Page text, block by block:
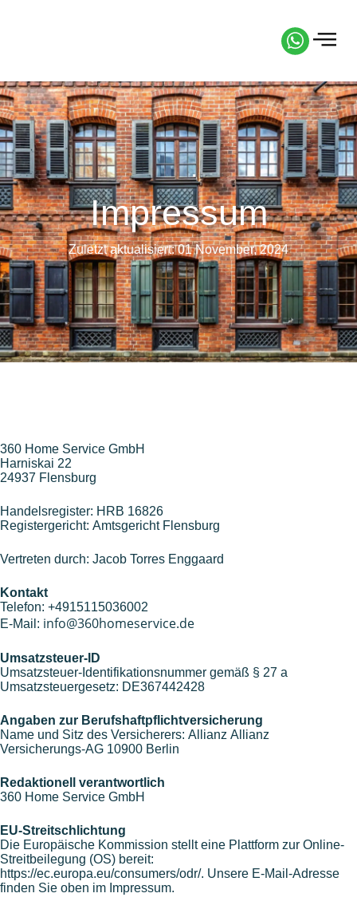
Impressum
Zuletzt aktualisiert: 01 November, 2024
360 Home Service GmbH
Harniskai 22
24937 Flensburg
Handelsregister: HRB 16826
Registergericht: Amtsgericht Flensburg
Vertreten durch: Jacob Torres Enggaard
Kontakt
Telefon: +4915115036002
E-Mail: info@360homeservice.de
Umsatzsteuer-ID
Umsatzsteuer-Identifikationsnummer gemäß § 27 a
Umsatzsteuergesetz: DE367442428
Angaben zur Berufshaftpflichtversicherung
Name und Sitz des Versicherers: Allianz Allianz
Versicherungs-AG 10900 Berlin
Redaktionell verantwortlich
360 Home Service GmbH
EU-Streitschlichtung
Die Europäische Kommission stellt eine Plattform zur Online-
Streitbeilegung (OS) bereit:
https://ec.europa.eu/consumers/odr/. Unsere E-Mail-Adresse
finden Sie oben im Impressum.